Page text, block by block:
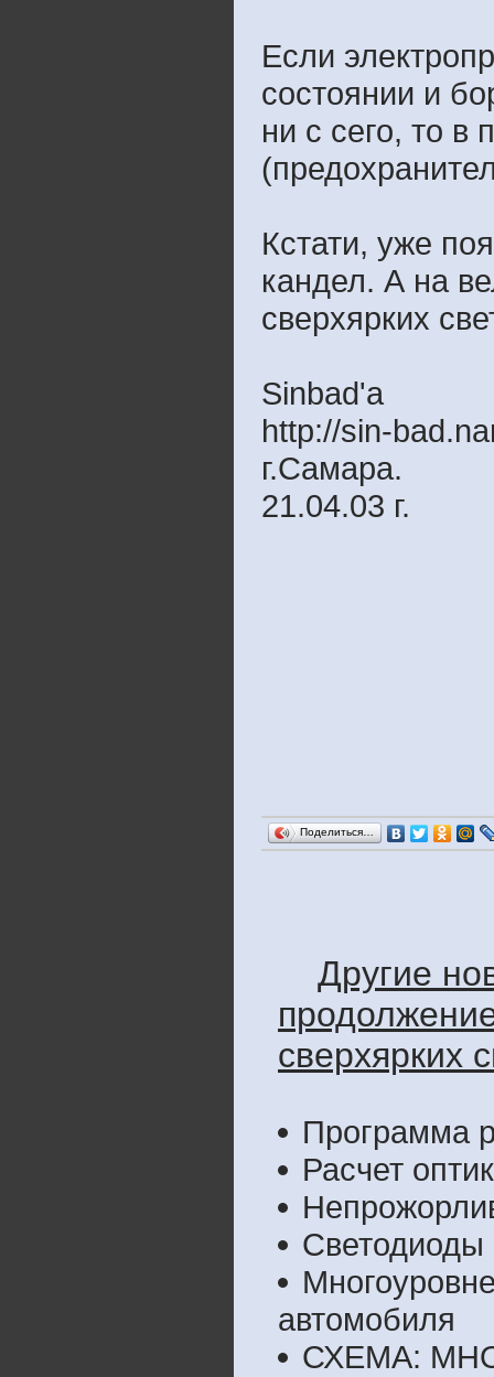
Если
состоянии и
ни с сего, то в
Кстати, уже
кандел. А на
сверхярких
Sinbad'а
http://sin-
г.Самара.
21.04.03 г.
Поделиться…
Другие
сверхярких
Программа
Расчет
Светодиоды
автомобиля
СХЕМА: